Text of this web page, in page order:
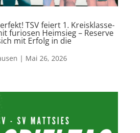
TSV feiert 1. Kreisklasse-
furiosen Heimsieg – Reserve
mit Erfolg in die
| Mai 26, 2026